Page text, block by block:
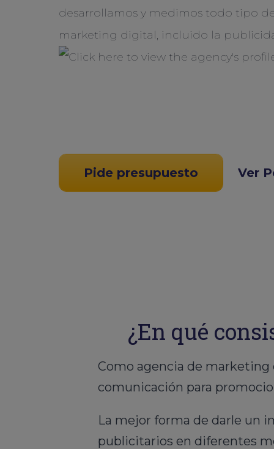
desarrollamos y medimos todo tipo
marketing digital, incluido la
Pide presupuesto Ver
¿En qué
Como agencia de marketing
comunicación para
La mejor forma de darle un
publicitarios en diferentes